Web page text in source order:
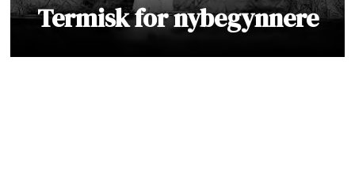
Termisk for nybegynnere